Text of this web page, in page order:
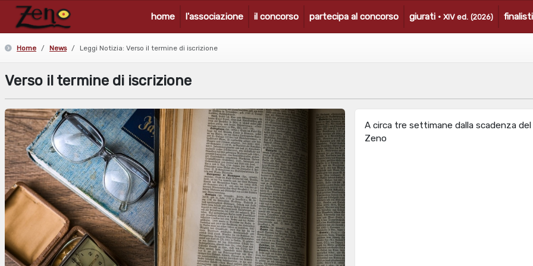
home l'associazione il concorso partecipa al concorso giurati · XIV ed. (2026)
Home News Leggi Notizia: Verso il termine di iscrizione
Verso il termine di iscrizione
A circa tre settimane dalla scadenza del
Zeno